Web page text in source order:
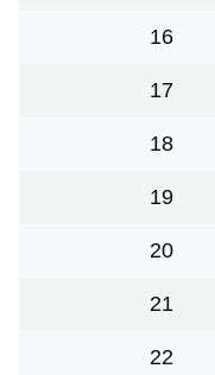
16
17
18
19
20
21
22